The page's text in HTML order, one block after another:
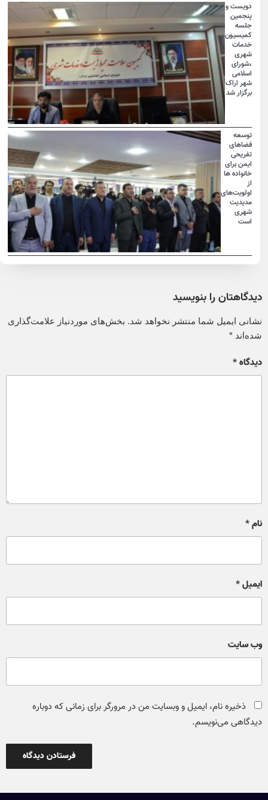
دویست و
پنجمین
جلسه
کمیسیون
خدمات
شهری
،شورای
اسلامی
شهر اراک
برگزار شد
توسعه
فضاهای
تفریحی
ایمن برای
خانواده ها
اولویت‌های
مدیدیت
شهری
است
دیدگاهتان را بنویسید
نشانی ایمیل شما منتشر نخواهد شد. بخش‌های موردنیاز علامت‌گذاری
شده‌اند*
دیدگاه*
نام*
ایمیل*
وب‌ سایت
ذخیره نام، ایمیل و وبسایت من در مرورگر برای زمانی که دوباره
دیدگاهی می‌نویسم.